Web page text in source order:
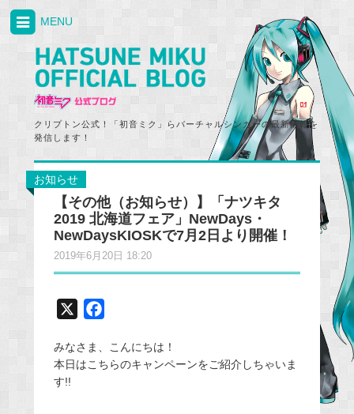
クリプトン公式！「初音ミク」らバーチャルシンガーの最新情報を
発信します！
MENU
お知らせ
【その他（お知らせ）】「ナツキタ
2019 北海道フェア」NewDays・
NewDaysKIOSKで7月2日より開催！
2019年6月20日 18:20
c
e
みなさま、こんにちは！
本日はこちらのキャンペーンをご紹介しちゃいま
す!!